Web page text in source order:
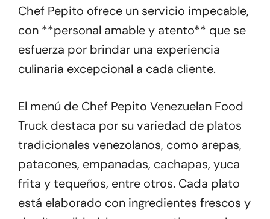
Chef Pepito ofrece un servicio impecable,
con **personal amable y atento** que se
esfuerza por brindar una experiencia
culinaria excepcional a cada cliente.
El menú de Chef Pepito Venezuelan Food
Truck destaca por su variedad de platos
tradicionales venezolanos, como arepas,
patacones, empanadas, cachapas, yuca
frita y tequeños, entre otros. Cada plato
está elaborado con ingredientes frescos y